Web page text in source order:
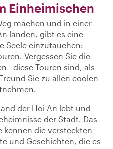
Einheimischen
machen und in einer
landen, gibt es eine
Seele einzutauchen:
Vergessen Sie die
- diese Touren sind, als
Sie zu allen coolen
der Hoi An lebt und
der Stadt. Das
kennen die versteckten
und Geschichten, die es